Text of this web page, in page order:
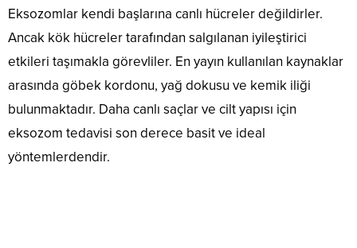
Eksozomlar kendi başlarına canlı hücreler değildirler.
Ancak kök hücreler tarafından salgılanan iyileştirici
etkileri taşımakla görevliler. En yayın kullanılan kaynaklar
arasında göbek kordonu, yağ dokusu ve kemik iliği
bulunmaktadır. Daha canlı saçlar ve cilt yapısı için
eksozom tedavisi son derece basit ve ideal
yöntemlerdendir.